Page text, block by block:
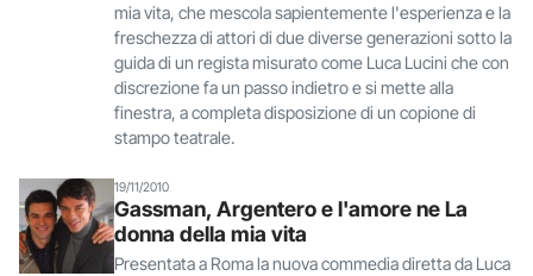
mia vita, che mescola sapientemente l'esperienza e la
freschezza di attori di due diverse generazioni sotto la
guida di un regista misurato come Luca Lucini che con
discrezione fa un passo indietro e si mette alla
finestra, a completa disposizione di un copione di
stampo teatrale.
19/11/2010
Gassman, Argentero e l'amore ne La
donna della mia vita
Presentata a Roma la nuova commedia diretta da Luca